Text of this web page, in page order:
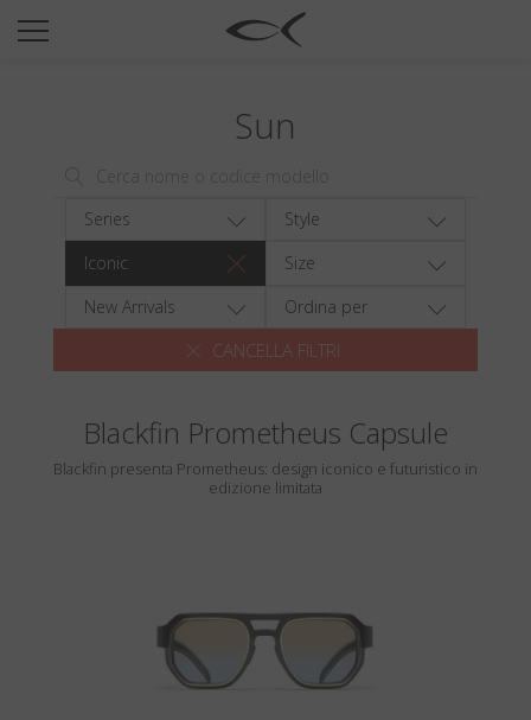
SUN
TITANIUM
NEWSROOM
Wishlist
Search
Sun
Series
Style
Iconic
Size
New Arrivals
Ordina per
CANCELLA FILTRI
Blackfin Prometheus Capsule
Blackfin presenta Prometheus: design iconico e futuristico in
edizione limitata